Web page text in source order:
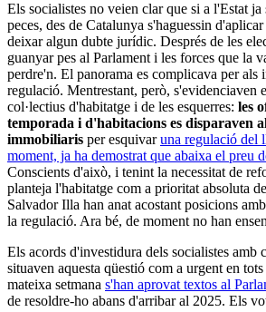
Els socialistes no veien clar que si a l'Estat ja
peces, des de Catalunya s'haguessin
deixar algun dubte jurídic. Després de les
guanyar pes al Parlament i les forces que la
perdre'n. El panorama es complicava per als
regulació. Mentrestant, però, s'evidenciaven
col·lectius d'habitatge i de les esquerres: les
temporada i d'habitacions es disparaven
immobiliaris per esquivaruna regulació del
moment, ja ha demostrat que abaixa el preu
Conscients d'això, i tenint la necessitat de
planteja l'habitatge com a prioritat absoluta
Salvador Illa han anat acostant posicions
la regulació. Ara bé, de moment no han
Els acords d'investidura dels socialistes amb
situaven aquesta qüestió com a urgent en
mateixa setmana s'han aprovat textos al
de resoldre-ho abans d'arribar al 2025. Els